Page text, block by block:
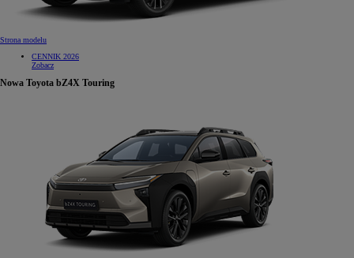
Strona modelu
CENNIK 2026
Zobacz
Nowa Toyota bZ4X Touring